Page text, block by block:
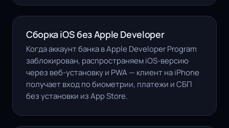
Сборка iOS без Apple Developer
Когда аккаунт банка в Apple Developer Program
заблокирован, распространяем iOS-версию
через веб-установку и PWA — клиент на iPhone
получает вход по биометрии, платежи и СБП
без установки из App Store.